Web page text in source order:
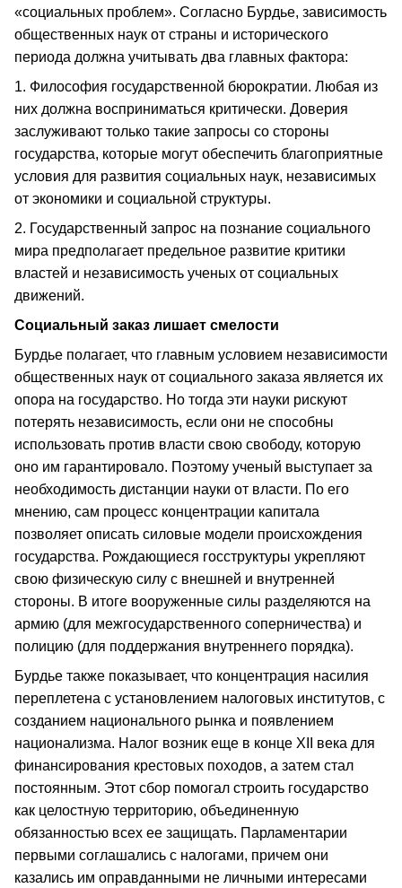
«социальных проблем». Согласно Бурдье, зависимость
общественных наук от страны и исторического
периода должна учитывать два главных фактора:
1. Философия государственной бюрократии. Любая из
них должна восприниматься критически. Доверия
заслуживают только такие запросы со стороны
государства, которые могут обеспечить благоприятные
условия для развития социальных наук, независимых
от экономики и социальной структуры.
2. Государственный запрос на познание социального
мира предполагает предельное развитие критики
властей и независимость ученых от социальных
движений.
Социальный заказ лишает смелости
Бурдье полагает, что главным условием независимости
общественных наук от социального заказа является их
опора на государство. Но тогда эти науки рискуют
потерять независимость, если они не способны
использовать против власти свою свободу, которую
оно им гарантировало. Поэтому ученый выступает за
необходимость дистанции науки от власти. По его
мнению, сам процесс концентрации капитала
позволяет описать силовые модели происхождения
государства. Рождающиеся госструктуры укрепляют
свою физическую силу с внешней и внутренней
стороны. В итоге вооруженные силы разделяются на
армию (для межгосударственного соперничества) и
полицию (для поддержания внутреннего порядка).
Бурдье также показывает, что концентрация насилия
переплетена с установлением налоговых институтов, с
созданием национального рынка и появлением
национализма. Налог возник еще в конце XII века для
финансирования крестовых походов, а затем стал
постоянным. Этот сбор помогал строить государство
как целостную территорию, объединенную
обязанностью всех ее защищать. Парламентарии
первыми соглашались с налогами, причем они
казались им оправданными не личными интересами